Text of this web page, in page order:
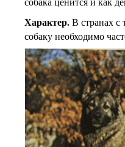
Характер.В странах
собаку необходимо